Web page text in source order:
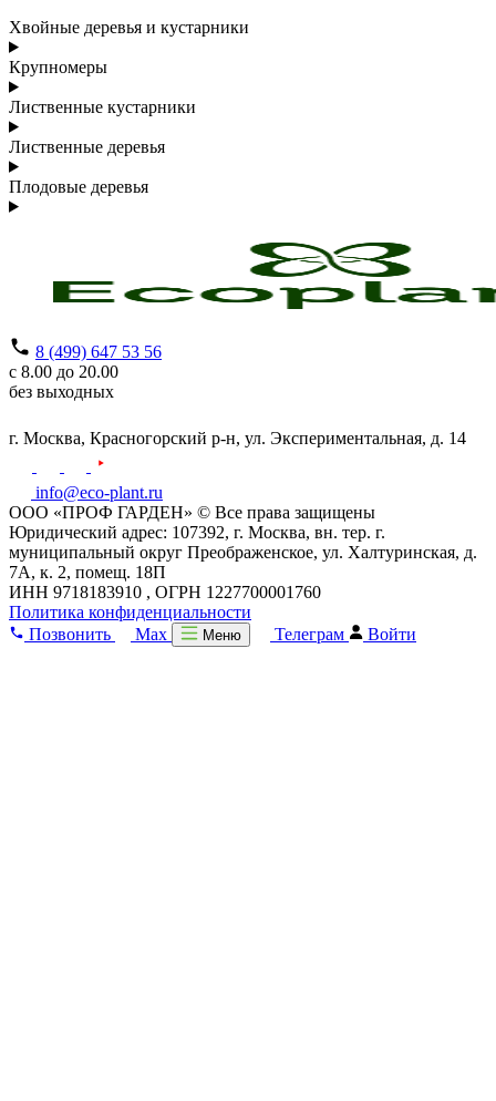
Хвойные деревья и кустарники
Крупномеры
Лиственные кустарники
Лиственные деревья
Плодовые деревья
8 (499) 647 53 56
с 8.00 до 20.00
без выходных
г. Москва, Красногорский р-н, ул. Экспериментальная, д. 14
info@eco-plant.ru
ООО «ПРОФ ГАРДЕН» © Все права защищены
Юридический адрес: 107392, г. Москва, вн. тер. г.
муниципальный округ Преображенское, ул. Халтуринская, д.
7А, к. 2, помещ. 18П
ИНН 9718183910 , ОГРН 1227700001760
Политика конфиденциальности
Позвонить
Max Меню Телеграм Войти